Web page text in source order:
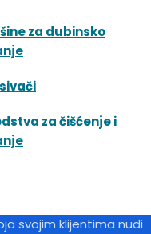
za dubinsko
za čišćenje i
svojim klijentima nudi